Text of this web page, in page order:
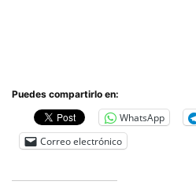
Puedes compartirlo en:
WhatsApp
Correo electrónico